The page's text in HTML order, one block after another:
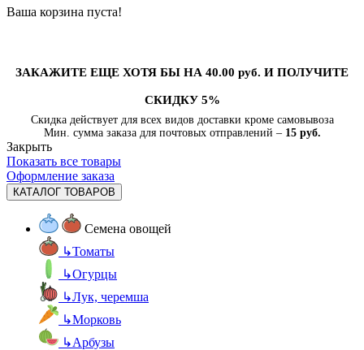
Ваша корзина пуста!
ЗАКАЖИТЕ ЕЩЕ ХОТЯ БЫ НА 40.00 руб. И ПОЛУЧИТЕ
СКИДКУ 5%
Скидка действует для всех видов доставки кроме самовывоза
Мин. сумма заказа для почтовых отправлений – 15 руб.
Закрыть
Показать все товары
Оформление заказа
КАТАЛОГ ТОВАРОВ
Семена овощей
↳Томаты
↳Огурцы
↳Лук, черемша
↳Морковь
↳Арбузы